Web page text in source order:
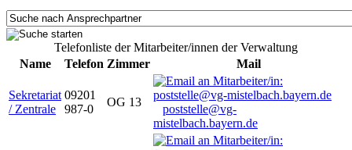
Telefonliste der Mitarbeiter/innen der Verwaltung
Name
Telefon Zimmer Mail
Sekretariat
/ Zentrale
09201
987-0
OG 13
poststelle@vg-
mistelbach.bayern.de